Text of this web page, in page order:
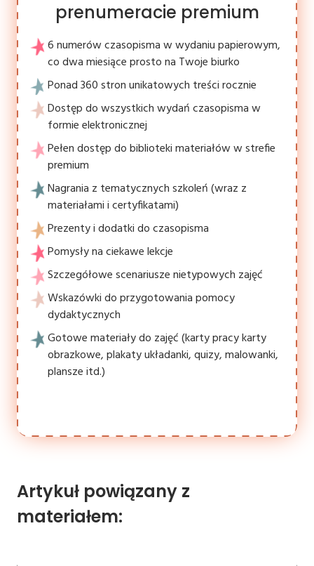
prenumeracie premium
6 numerów czasopisma w wydaniu papierowym,
co dwa miesiące prosto na Twoje biurko
Ponad 360 stron unikatowych treści rocznie
Dostęp do wszystkich wydań czasopisma w
formie elektronicznej
Pełen dostęp do biblioteki materiałów w strefie
premium
Nagrania z tematycznych szkoleń (wraz z
materiałami i certyfikatami)
Prezenty i dodatki do czasopisma
Pomysły na ciekawe lekcje
Szczegółowe scenariusze nietypowych zajęć
Wskazówki do przygotowania pomocy
dydaktycznych
Gotowe materiały do zajęć (karty pracy karty
obrazkowe, plakaty układanki, quizy, malowanki,
plansze itd.)
Artykuł powiązany z
materiałem: